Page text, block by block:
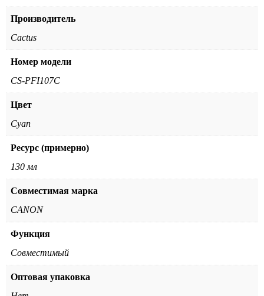
Производитель
Cactus
Номер модели
CS-PFI107C
Цвет
Cyan
Ресурс (примерно)
130 мл
Совместимая марка
CANON
Функция
Совместимый
Оптовая упаковка